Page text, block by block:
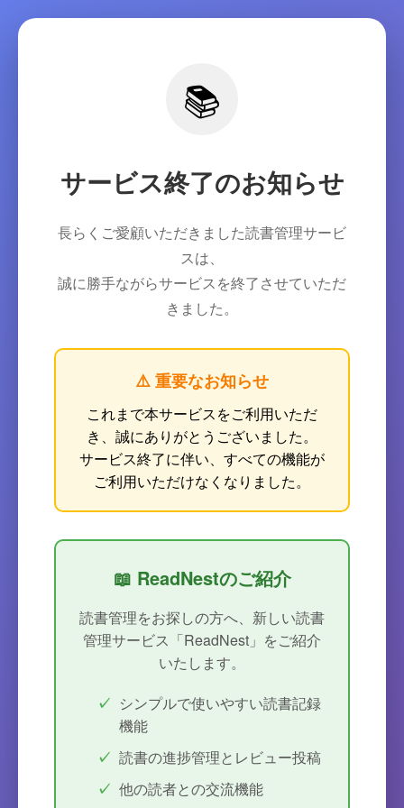
📚
サービス終了のお知らせ
長らくご愛顧いただきました読書管理サービ
スは、
誠に勝手ながらサービスを終了させていただ
きました。
⚠️ 重要なお知らせ
これまで本サービスをご利用いただ
き、誠にありがとうございました。
サービス終了に伴い、すべての機能が
ご利用いただけなくなりました。
📖 ReadNestのご紹介
読書管理をお探しの方へ、新しい読書
管理サービス「ReadNest」をご紹介
いたします。
シンプルで使いやすい読書記録
機能
読書の進捗管理とレビュー投稿
他の読者との交流機能